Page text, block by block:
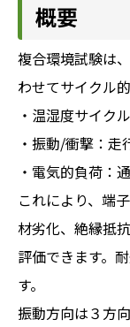
概要
複合環境試験は
わせてサイクル
・温湿度サイク
・振動/衝撃：走
・電気的負荷：
これにより、端
材劣化、絶縁抵
評価できます。
す。
振動方向は３方